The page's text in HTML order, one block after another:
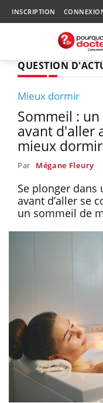
INSCRIPTION
QUESTION
Mieux dormir
Sommeil :
avant d'aller
mieux dormir
Par Mégane Fleury
Se plonger dans
avant d’aller se
un sommeil de